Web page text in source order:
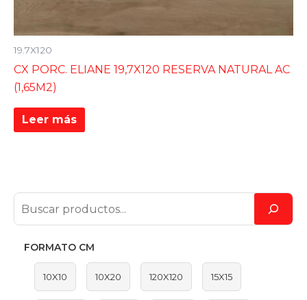
FORMATO CM
10X10 10X20 120X120 15X15
19.7X120
CX PORC. ELIANE 19,7X120 RESERVA NATURAL AC
(1,65M2)
Leer más